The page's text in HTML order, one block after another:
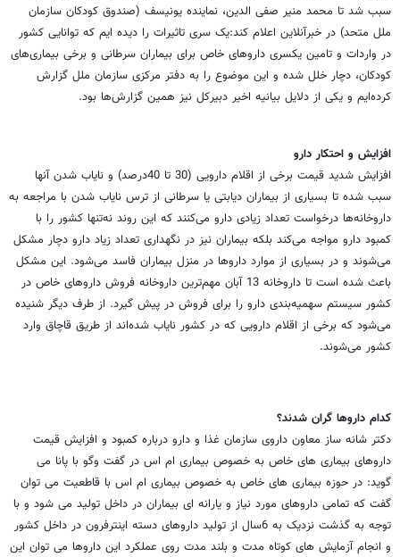
سبب شد تا محمد منیر صفی الدین، نماینده یونیسف (صندوق کودکان سازمان
ملل متحد) در خبرآنلاین اعلام کند:یک سری تاثیرات را دیده ایم که توانایی کشور
در واردات و تامین یکسری داروهای خاص برای بیماران سرطانی و برخی بیماری‌های
کودکان، دچار خلل شده و این موضوع را به دفتر مرکزی سازمان ملل گزارش
کرده‌ایم و یکی از دلایل بیانیه اخیر دبیرکل نیز همین گزارش‌ها بود.
افزایش و احتکار دارو
افزایش شدید قیمت برخی از اقلام دارویی (30 تا 40درصد) و نایاب شدن آنها
سبب شده تا بسیاری از بیماران دیابتی یا سرطانی از ترس نایاب شدن با مراجعه به
داروخانه‌ها درخواست تعداد زیادی دارو می‌کنند که این روند نه‌تنها کشور را با
کمبود دارو مواجه می‌کند بلکه بیماران نیز در نگهداری تعداد زیاد دارو دچار مشکل
می‌شوند و در بسیاری از موارد داروها در منزل بیماران فاسد می‌شود. این مشکل
باعث شده است تا داروخانه 13 آبان مهم‌ترین داروخانه فروش داروهای خاص در
کشور سیستم سهمیه‌بندی دارو را برای فروش در پیش گیرد. از طرف دیگر شنیده
می‌شود که برخی از اقلام دارویی که در کشور نایاب شده‌اند از طریق قاچاق وارد
کشور می‌شوند.
کدام داروها گران شدند؟
دکتر شانه ساز معاون داروی سازمان غذا و دارو درباره کمبود و افزایش قیمت
داروهای بیماری های خاص به خصوص بیماری ام اس در گفت وگو با پانا می
گوید: در حوزه بیماری های خاص به خصوص بیماری ام اس با قاطعیت می توان
گفت که تمامی داروهای مورد نیاز و یارانه ای بیماران در داخل تولید می شود و با
توجه به گذشت نزدیک به 6سال از تولید داروهای دسته اینترفرون در داخل کشور
و انجام آزمایش های کوتاه مدت و بلند مدت روی عملکرد این داروها می توان این